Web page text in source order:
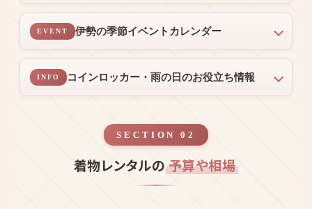
EVENT 伊勢の季節イベントカレンダー
INFO コインロッカー・雨の日のお役立ち情報
SECTION 02
着物レンタルの 予算や相場